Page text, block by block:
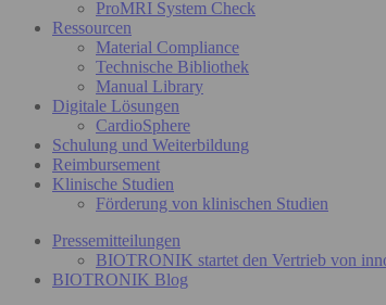
ProMRI System Check
Ressourcen
Material Compliance
Technische Bibliothek
Manual Library
Digitale Lösungen
CardioSphere
Schulung und Weiterbildung
Reimbursement
Klinische Studien
Förderung von klinischen Studien
Pressemitteilungen
BIOTRONIK startet den Vertrieb von
BIOTRONIK Blog